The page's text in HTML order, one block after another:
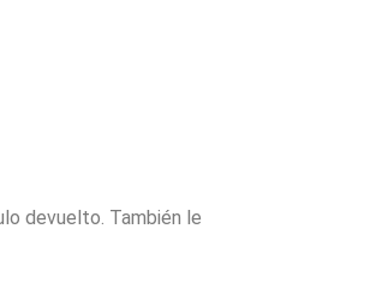
devuelto. También le